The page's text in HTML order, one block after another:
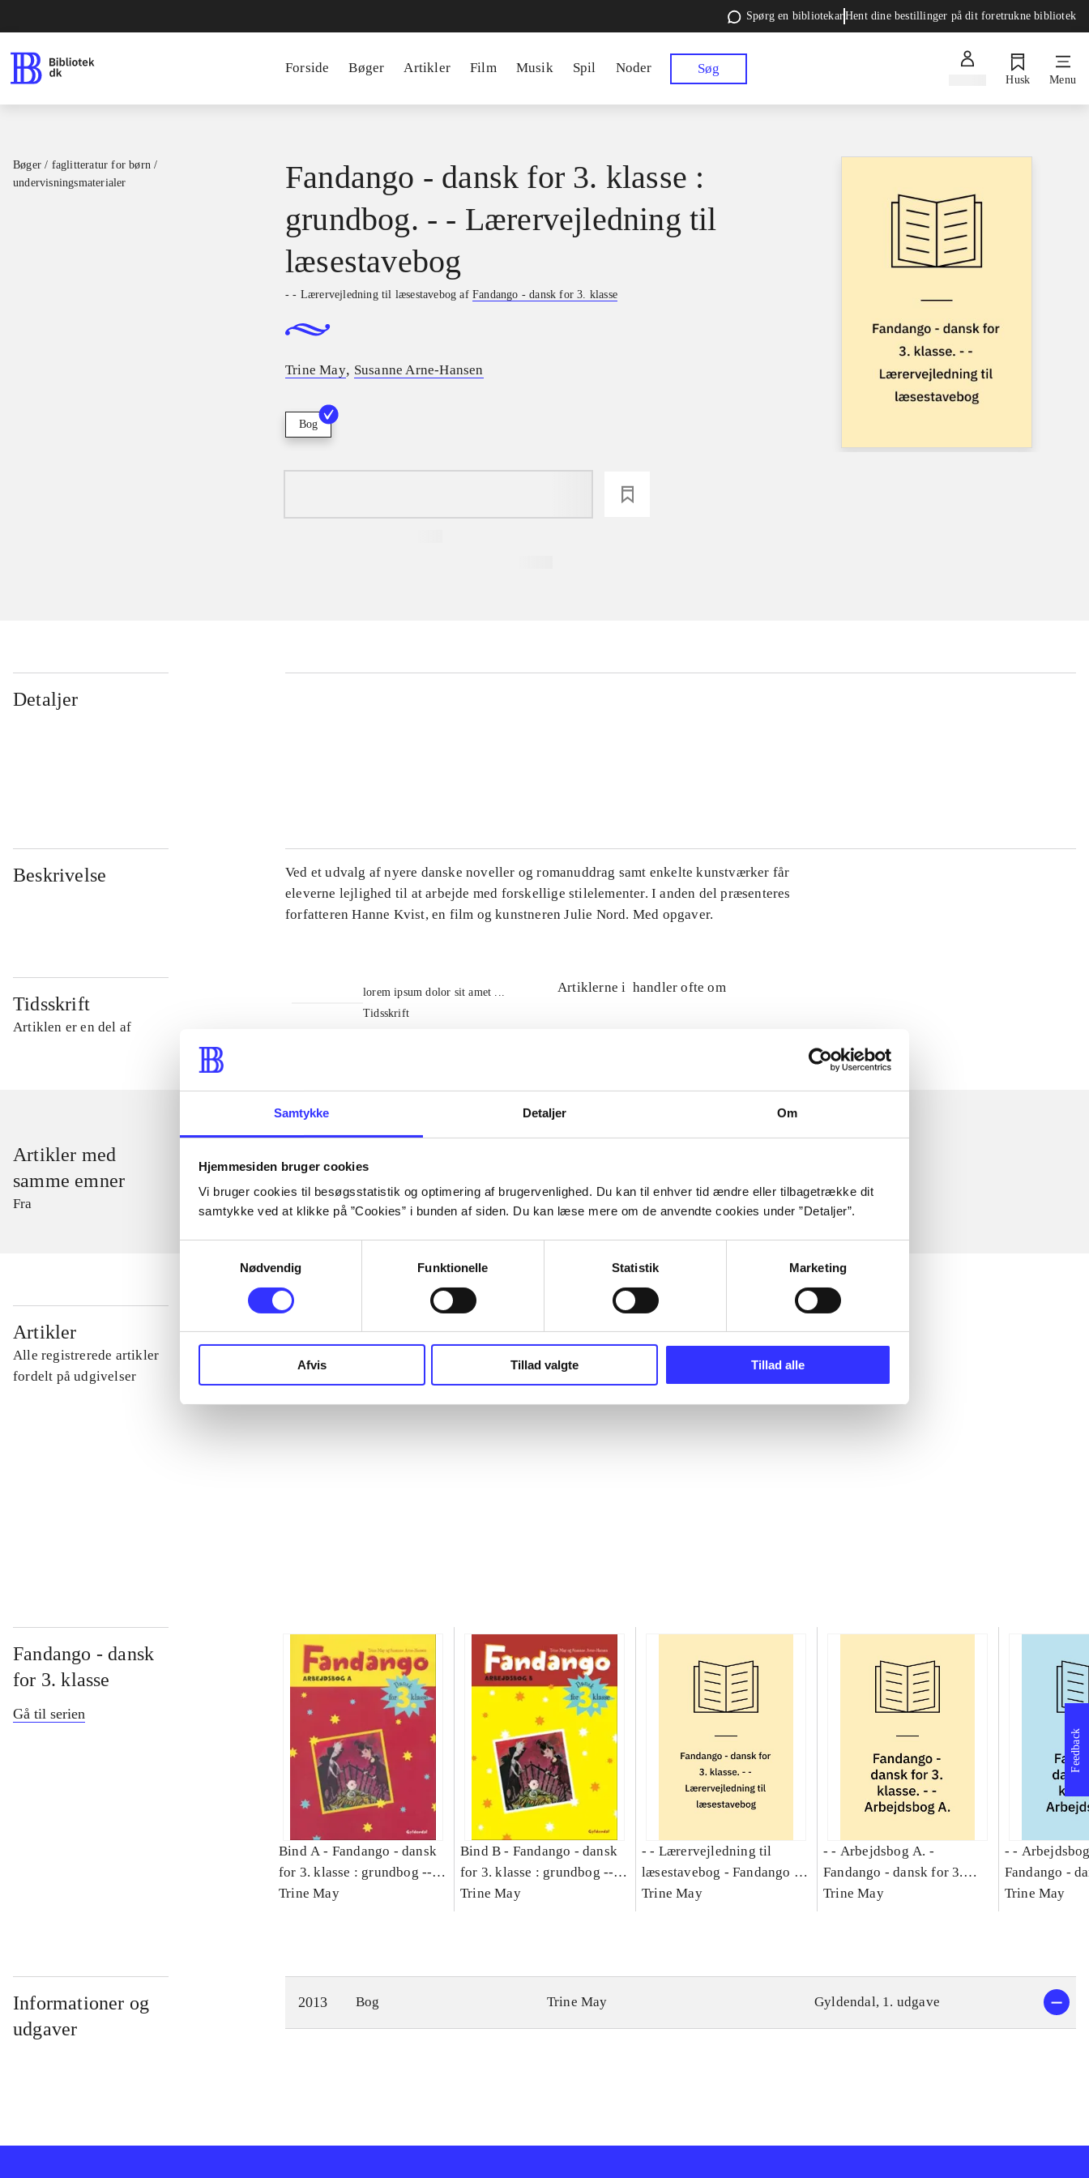
Samtykke Detaljer Om
Hjemmesiden bruger cookies
Vi bruger cookies til besøgsstatistik og optimering af brugervenlighed. Du kan til enhver tid ændre eller tilbagetrække dit
samtykke ved at klikke på ”Cookies” i bunden af siden. Du kan læse mere om de anvendte cookies under ”Detaljer”.
Nødvendig
Funktionelle Statistik Marketing
Afvis Tillad valgte Tillad alle
Spørg en bibliotekarHent dine bestillinger på dit foretrukne bibliotek
Forside Bøger Artikler Film Musik Spil Noder Søg
Husk Menu
Bøger / faglitteratur for børn /
undervisningsmaterialer
Fandango - dansk for 3. klasse :
grundbog. - - Lærervejledning til
læsestavebog
- - Lærervejledning til læsestavebog af Fandango - dansk for 3. klasse
Trine May, Susanne Arne-Hansen
Bog
Detaljer
Beskrivelse
Ved et udvalg af nyere danske noveller og romanuddrag samt enkelte kunstværker får
eleverne lejlighed til at arbejde med forskellige stilelementer. I anden del præsenteres
forfatteren Hanne Kvist, en film og kunstneren Julie Nord. Med opgaver.
Tidsskrift
Artiklen er en del af
lorem ipsum dolor sit amet ...
Tidsskrift
Artiklerne i handler ofte om
Artikler med
samme emner
Fra
Artikler
Alle registrerede artikler
fordelt på udgivelser
Fandango - dansk
for 3. klasse
Gå til serien
Bind A - Fandango - dansk
for 3. klasse : grundbog --
Arbejdsbog. Bind A
Trine May
Bind B - Fandango - dansk
for 3. klasse : grundbog --
Arbejdsbog. Bind B
Trine May
- - Lærervejledning til
læsestavebog - Fandango -
dansk for 3. klasse :
Trine May
- - Arbejdsbog A. -
Fandango - dansk for 3.
klasse : grundbog. - -
Trine May
- -
Fandango -
klasse :
Trine May
Informationer og
udgaver
2013 Bog Trine May Gyldendal, 1. udgave
Feedback